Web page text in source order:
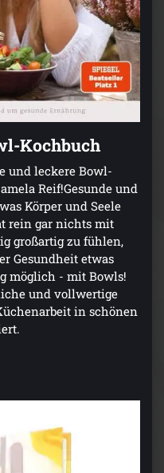
Kochbuch
und leckere Bowl-
Reif!Gesunde und
Körper und Seele
rein gar nichts mit
großartig zu fühlen,
Gesundheit etwas
möglich - mit Bowls!
und vollwertige
in schönen